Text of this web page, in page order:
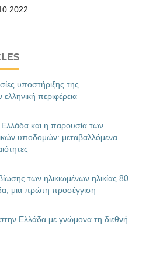
υποστήριξης της
ελληνική περιφέρεια
και η παρουσία των
υποδομών: μεταβαλλόμενα
των ηλικιωμένων ηλικίας 80
μια πρώτη προσέγγιση
Ελλάδα με γνώμονα τη διεθνή